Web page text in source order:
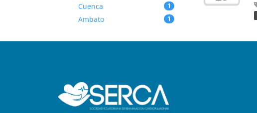
Cuenca 1
Ambato 1